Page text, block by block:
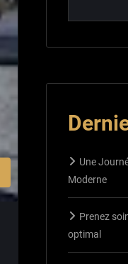
Une
Moderne
Prenez
optimal